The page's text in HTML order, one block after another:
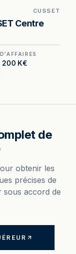
un actif rare
25 places
CUSSET
Centre
200 K€
de
obtenir les
précises de
sous accord de